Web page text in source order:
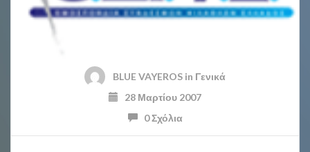
BLUE VAYEROS in Γενικά
28 Μαρτίου 2007
0 Σχόλια